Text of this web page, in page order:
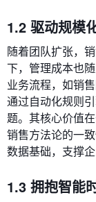
1.2 驱动规模
随着团队扩张，
下，管理成本也
业务流程，如销
通过自动化规则
题。其核心价值
销售方法论的一
数据基础，支撑
1.3 拥抱智能